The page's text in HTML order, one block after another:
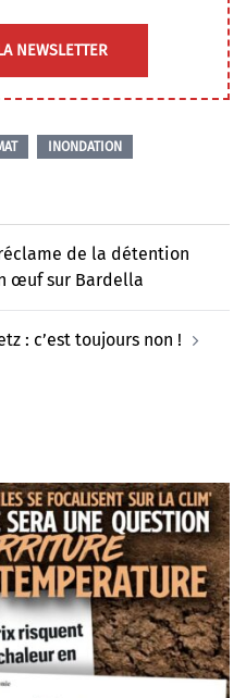
NEWSLETTER
INONDATION
de la détention
œuf sur Bardella
: c’est toujours non !